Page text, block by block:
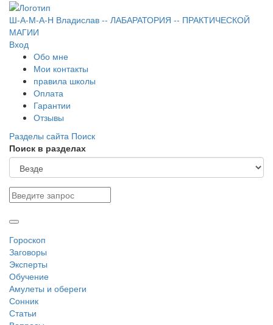
Ш-А-М-А-Н Владислав -- ЛАБАРАТОРИЯ -- ПРАКТИЧЕСКОЙ
МАГИИ
Вход
Обо мне
Мои контакты
правила школы
Оплата
Гарантии
Отзывы
Разделы сайта Поиск
Поиск в разделах
Гороскоп
Заговоры
Эксперты
Обучение
Амулеты и обереги
Сонник
Статьи